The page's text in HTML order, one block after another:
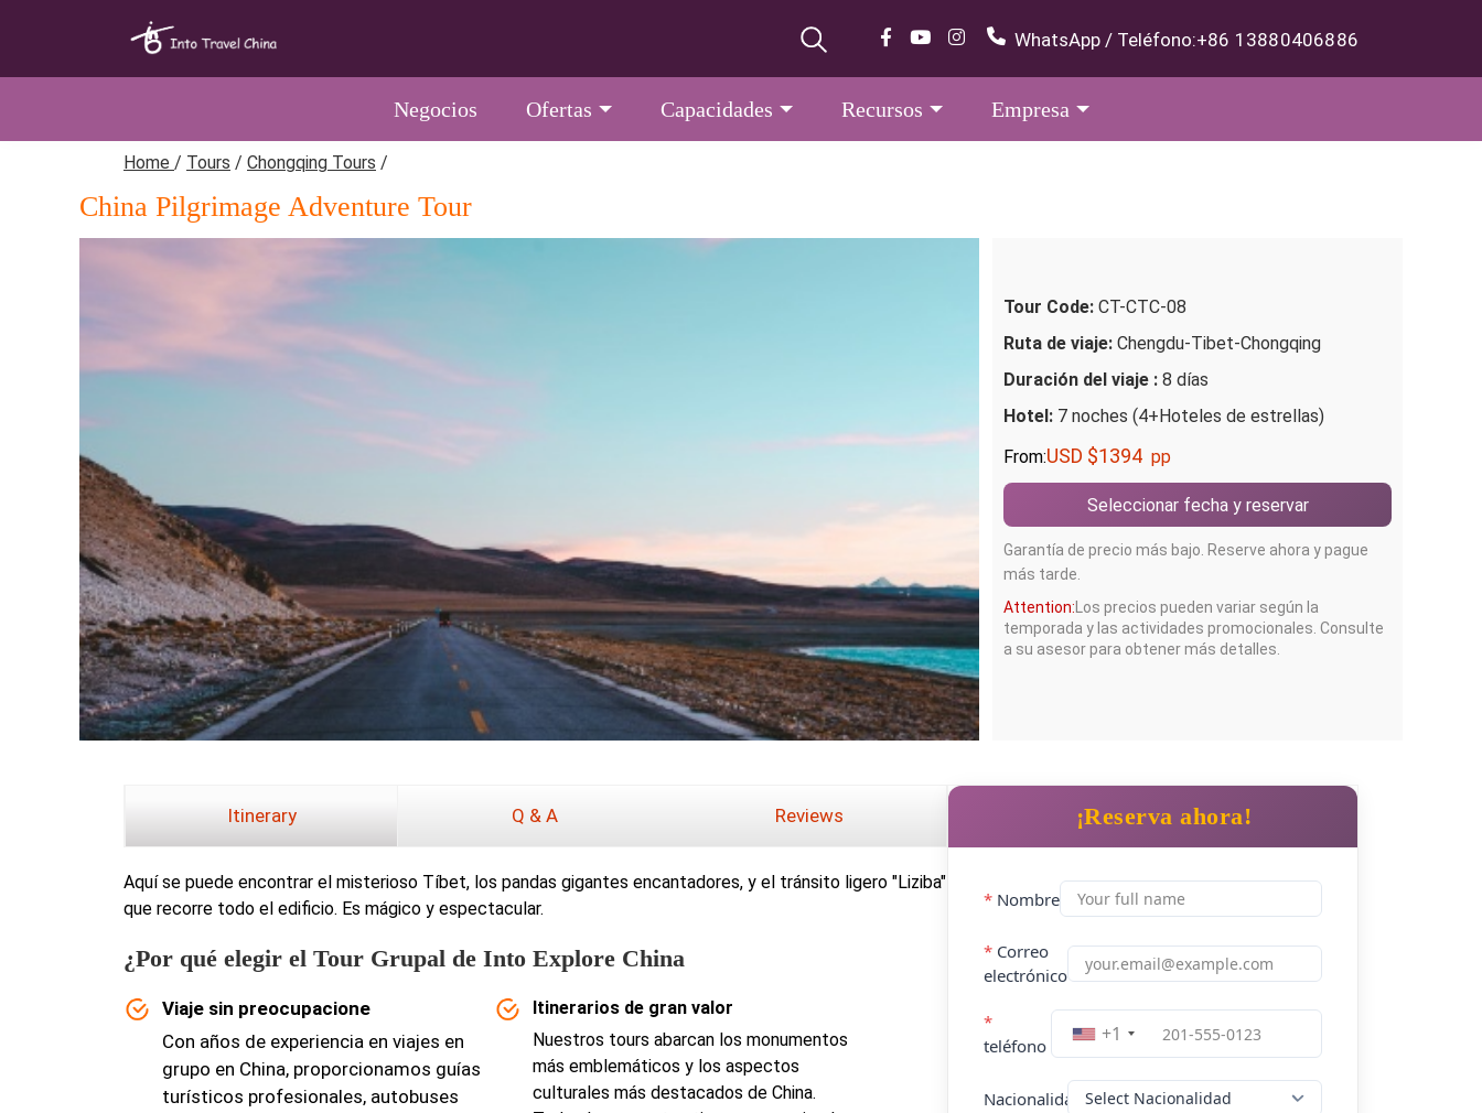
WhatsApp / Teléfono:+86 13880406886
Negocios Ofertas Capacidades Recursos Empresa
Home / Tours / Chongqing Tours /
China Pilgrimage Adventure Tour
Tour Code: CT-CTC-08
Ruta de viaje: Chengdu-Tibet-Chongqing
Duración del viaje : 8 días
Hotel: 7 noches (4+Hoteles de estrellas)
From:USD $1394 pp
Seleccionar fecha y reservar
Garantía de precio más bajo. Reserve ahora y pague
más tarde.
Attention: Los precios pueden variar según la
temporada y las actividades promocionales. Consulte
a su asesor para obtener más detalles.
Itinerary Q & A Reviews
Aquí se puede encontrar el misterioso Tíbet, los pandas gigantes encantadores, y el tránsito ligero "Liziba"
que recorre todo el edificio. Es mágico y espectacular.
¿Por qué elegir el Tour Grupal de Into Explore China
Viaje sin preocupacione
Con años de experiencia en viajes en
grupo en China, proporcionamos guías
turísticos profesionales, autobuses
Itinerarios de gran valor
Nuestros tours abarcan los monumentos
más emblemáticos y los aspectos
culturales más destacados de China.
¡Reserva ahora!
* Nombre
* Correo
electrónico
*
teléfono
+1
Nacionalidad